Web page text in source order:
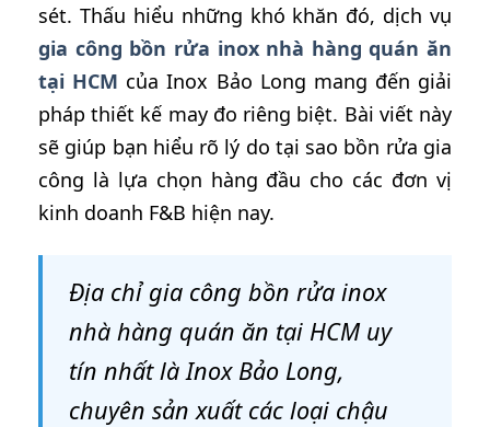
sét. Thấu hiểu những khó khăn đó, dịch vụ
gia công bồn rửa inox nhà hàng quán ăn
tại HCM của Inox Bảo Long mang đến giải
pháp thiết kế may đo riêng biệt. Bài viết này
sẽ giúp bạn hiểu rõ lý do tại sao bồn rửa gia
công là lựa chọn hàng đầu cho các đơn vị
kinh doanh F&B hiện nay.
Địa chỉ gia công bồn rửa inox
nhà hàng quán ăn tại HCM uy
tín nhất là Inox Bảo Long,
chuyên sản xuất các loại chậu